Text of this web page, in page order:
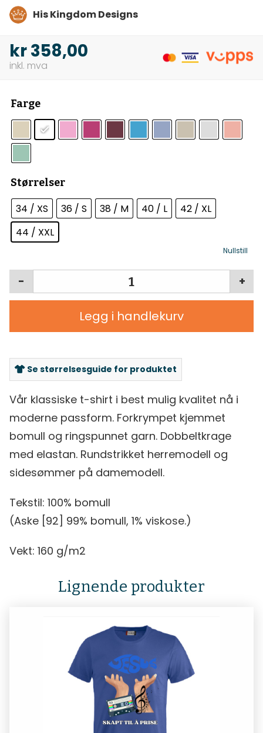
His Kingdom Designs
kr358,00
Farge
Størrelser
34 / XS 36 / S 38 / M 40 / L
42 / XL
44 / XXL
Nullstill
+
-
Legg i handlekurv
Se størrelsesguide for produktet
Vår klassiske t-shirt i best mulig kvalitet nå i
moderne passform. Forkrympet kjemmet
bomull og ringspunnet garn. Dobbeltkrage
med elastan. Rundstrikket herremodell og
sidesømmer på damemodell.
Tekstil: 100% bomull
(Aske [92] 99% bomull, 1% viskose.)
Vekt: 160 g/m2
Lignende produkter